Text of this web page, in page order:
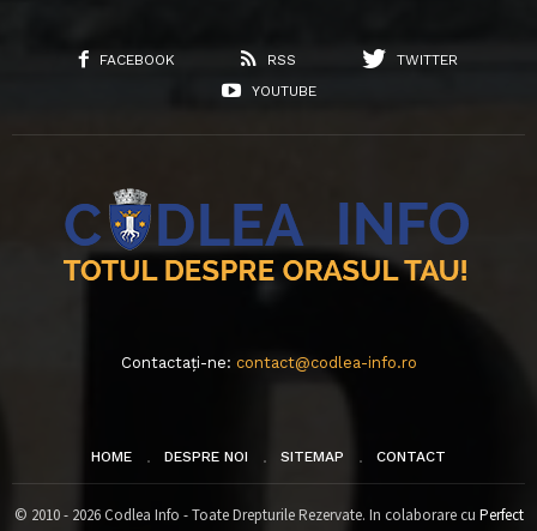
FACEBOOK RSS
TWITTER
YOUTUBE
Contactați-ne: contact@codlea-info.ro
HOME DESPRE NOI SITEMAP CONTACT
© 2010 - 2026 Codlea Info - Toate Drepturile Rezervate. In colaborare cu Perfect